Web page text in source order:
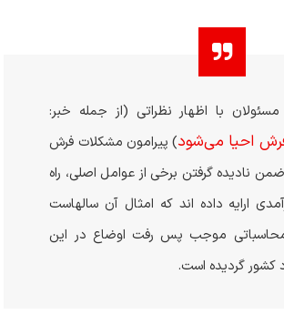
مسئولان با اظهار نظراتی (از جمله خبر:
احیا می‌شود) پیرامون مشکلات فرش
نادیده گرفتن برخی از عوامل اصلی، راه
ارایه داده اند که امثال آن سالهاست
محاسباتی موجب پس رفت اوضاع در این
کشور گردیده است.